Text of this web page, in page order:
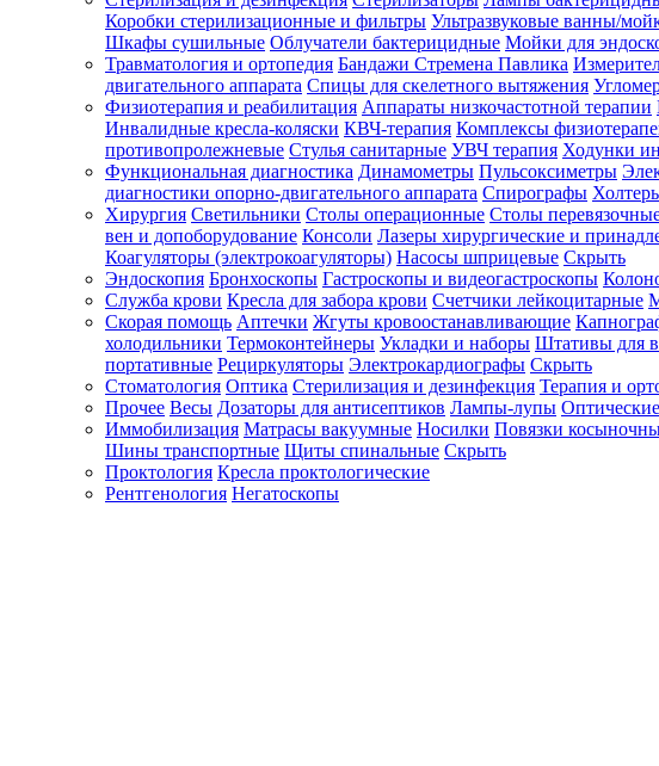
Зарегистрироваться
Зачем
регистрироваться?
Все
покупки
в
одном
месте
Личный
менеджер
Отслеживание
статуса
заказа
Коробки стерилизационные и фильтры Ультразвуковые ванны/
Шкафы сушильные Облучатели бактерицидные Мойки для
Травматология и ортопедия Бандажи Стремена Павлика
двигательного аппарата Спицы для скелетного вытяжения
Физиотерапия и реабилитация Аппараты низкочастотной терапии
Инвалидные кресла-коляски КВЧ-терапия Комплексы
противопролежневые Стулья санитарные УВЧ терапия Ходунки
Функциональная диагностика Динамометры Пульсоксиметры
диагностики опорно-двигательного аппарата Спирографы
Хирургия Светильники Столы операционные Столы
вен и допоборудование Консоли Лазеры хирургические и
Коагуляторы (электрокоагуляторы) Насосы шприцевые Скрыть
Эндоскопия Бронхоскопы Гастроскопы и видеогастроскопы
Служба крови Кресла для забора крови Счетчики лейкоцитарные
Скорая помощь Аптечки Жгуты кровоостанавливающие
холодильники Термоконтейнеры Укладки и наборы Штативы для
портативные Рециркуляторы Электрокардиографы Скрыть
Стоматология Оптика Стерилизация и дезинфекция Терапия и
Прочее Весы Дозаторы для антисептиков Лампы-лупы
Иммобилизация Матрасы вакуумные Носилки Повязки
Шины транспортные Щиты спинальные Скрыть
Проктология Кресла проктологические
Рентгенология Негатоскопы